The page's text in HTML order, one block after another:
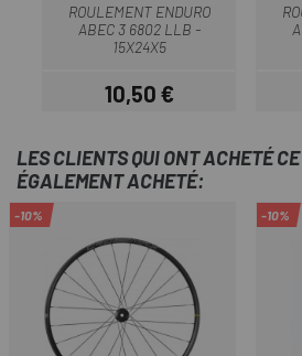
ROULEMENT ENDURO
ABEC 3 6802 LLB -
15X24X5
Prix
10,50 €
LES CLIENTS QUI ONT ACHETÉ
ÉGALEMENT ACHETÉ:
-10% -10%